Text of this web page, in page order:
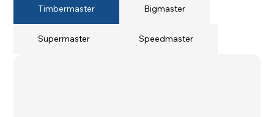
Timbermaster Bigmaster
Supermaster Speedmaster